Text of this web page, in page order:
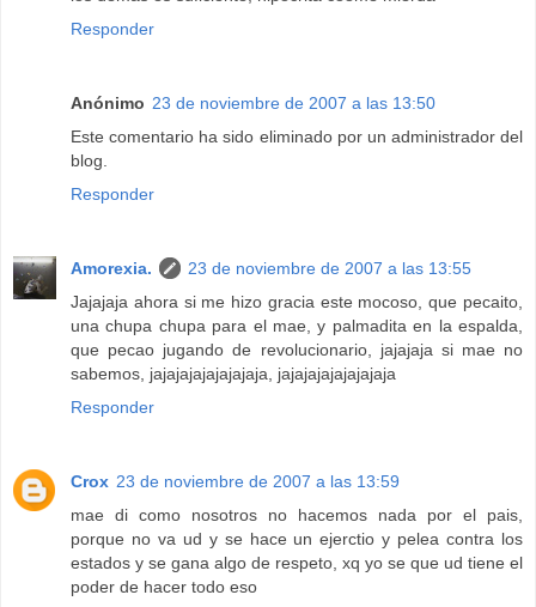
Responder
Anónimo 23 de noviembre de 2007 a las 13:50
Este comentario ha sido eliminado por un administrador del
blog.
Responder
Amorexia.
23 de noviembre de 2007 a las 13:55
Jajajaja ahora si me hizo gracia este mocoso, que pecaito,
una chupa chupa para el mae, y palmadita en la espalda,
que pecao jugando de revolucionario, jajajaja si mae no
sabemos, jajajajajajajajaja, jajajajajajajajaja
Responder
Crox 23 de noviembre de 2007 a las 13:59
mae di como nosotros no hacemos nada por el pais,
porque no va ud y se hace un ejerctio y pelea contra los
estados y se gana algo de respeto, xq yo se que ud tiene el
poder de hacer todo eso